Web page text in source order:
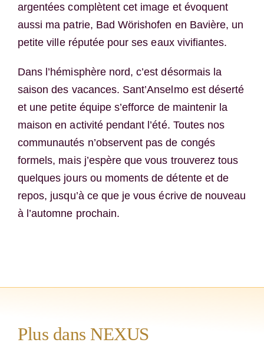
argentées complètent cet image et évoquent
aussi ma patrie, Bad Wörishofen en Bavière, un
petite ville réputée pour ses eaux vivifiantes.
Dans l’hémisphère nord, c’est désormais la
saison des vacances. Sant’Anselmo est déserté
et une petite équipe s’efforce de maintenir la
maison en activité pendant l’été. Toutes nos
communautés n’observent pas de congés
formels, mais j’espère que vous trouverez tous
quelques jours ou moments de détente et de
repos, jusqu’à ce que je vous écrive de nouveau
à l’automne prochain.
Plus dans NEXUS